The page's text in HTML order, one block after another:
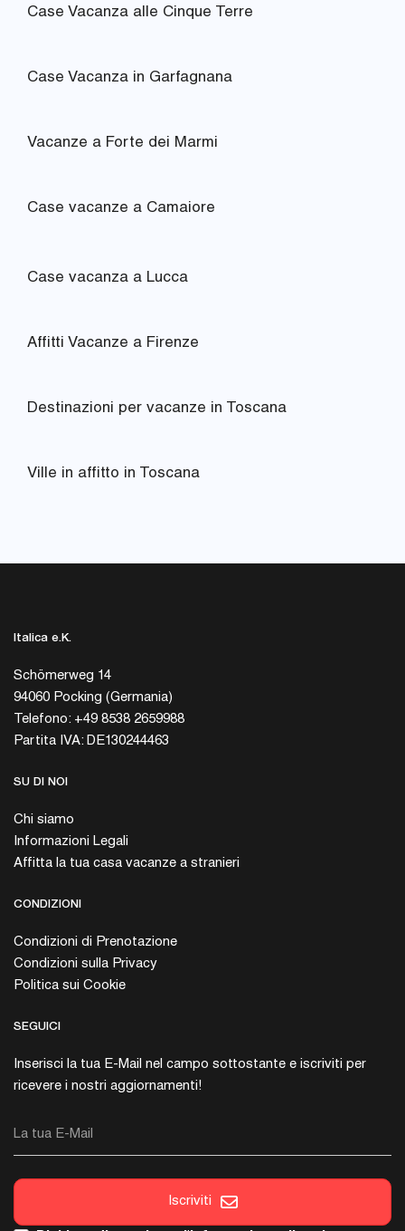
Case Vacanza alle Cinque Terre
Case Vacanza in Garfagnana
Vacanze a Forte dei Marmi
Case vacanze a Camaiore
Case vacanza a Lucca
Affitti Vacanze a Firenze
Destinazioni per vacanze in Toscana
Ville in affitto in Toscana
Italica e.K.
Schömerweg 14
94060 Pocking (Germania)
Telefono: +49 8538 2659988
Partita IVA: DE130244463
SU DI NOI
Chi siamo
Informazioni Legali
Affitta la tua casa vacanze a stranieri
CONDIZIONI
Condizioni di Prenotazione
Condizioni sulla Privacy
Politica sui Cookie
SEGUICI
Inserisci la tua E-Mail nel campo sottostante e iscriviti per
ricevere i nostri aggiornamenti!
La tua E-Mail
Iscriviti